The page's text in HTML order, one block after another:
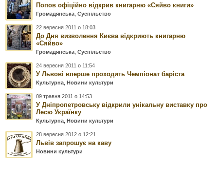
Попов офіційно відкрив книгарню «Сяйво книги»
Громадянська ,Суспільство
22 вересня 2011 о 18:03
До Дня визволення Києва відкриють книгарню
«Сяйво»
Громадянська ,Суспільство
24 вересня 2011 о 11:54
У Львові вперше проходить Чемпіонат баріста
Культурна ,Новини культури
09 травня 2011 о 14:53
У Дніпропетровську відкрили унікальну виставку про
Лесю Українку
Культурна ,Новини культури
28 вересня 2012 о 12:21
Львів запрошує на каву
Новини культури